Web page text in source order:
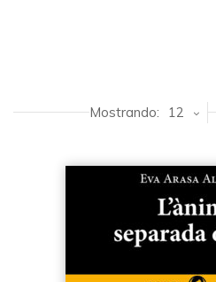
Mostrando: 12